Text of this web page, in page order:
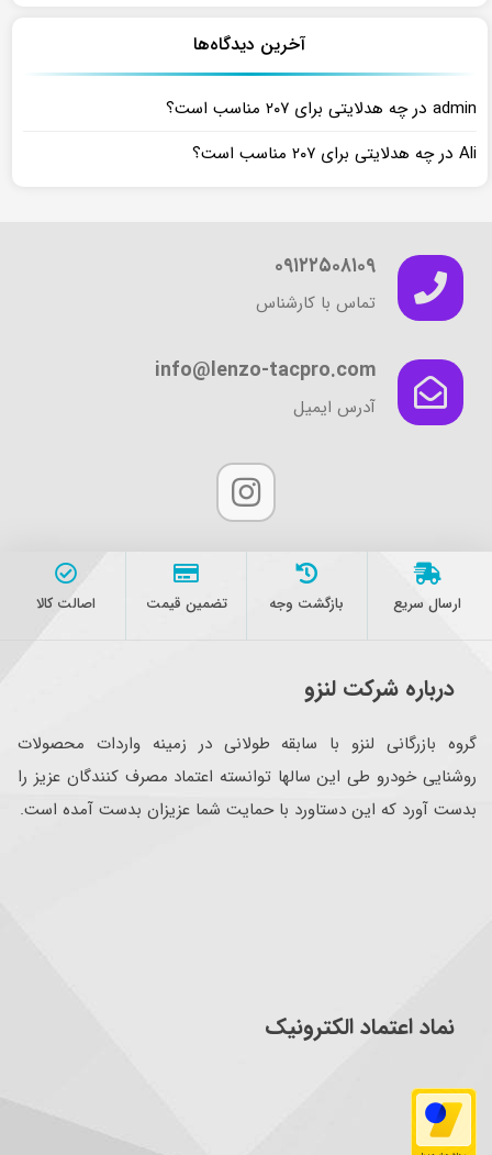
آخرین دیدگاه‌ها
admin درچه هدلایتی برای ۲۰۷ مناسب است؟
Ali درچه هدلایتی برای ۲۰۷ مناسب است؟
۰۹۱۲۲۵۰۸۱۰۹
تماس با کارشناس
info@lenzo-tacpro.com
آدرس ایمیل
ارسال سریع بازگشت وجه تضمین قیمت اصالت کالا
درباره شرکت لنزو
گروه بازرگانی لنزو با سابقه طولانی در زمینه واردات محصولات
روشنایی خودرو طی این سالها توانسته اعتماد مصرف کنندگان عزیز را
بدست آورد که این دستاورد با حمایت شما عزیزان بدست آمده است.
نماد اعتماد الکترونیک